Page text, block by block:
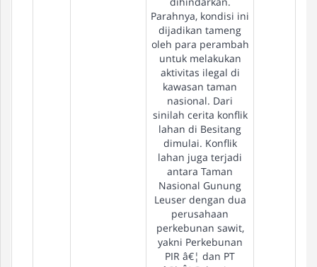
Parahnya, kondisi ini
dijadikan tameng
oleh para perambah
untuk melakukan
aktivitas ilegal di
kawasan taman
nasional. Dari
sinilah cerita konflik
lahan di Besitang
dimulai. Konflik
lahan juga terjadi
antara Taman
Nasional Gunung
Leuser dengan dua
perusahaan
perkebunan sawit,
yakni Perkebunan
PIR â€¦ dan PT